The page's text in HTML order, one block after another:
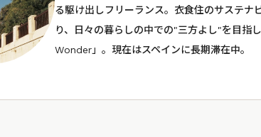
る駆け出しフリーランス。衣食住のサステナ
り、日々の暮らしの中での"三方よし"を目指
Wonder」。現在はスペインに長期滞在中。